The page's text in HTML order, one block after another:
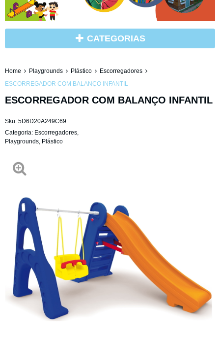
CATEGORIAS
Home Playgrounds Plástico
Escorregadores
ESCORREGADOR COM BALANÇO INFANTIL
ESCORREGADOR COM BALANÇO INFANTIL
Sku: 5D6D20A249C69
Categoria: Escorregadores,
Playgrounds, Plástico